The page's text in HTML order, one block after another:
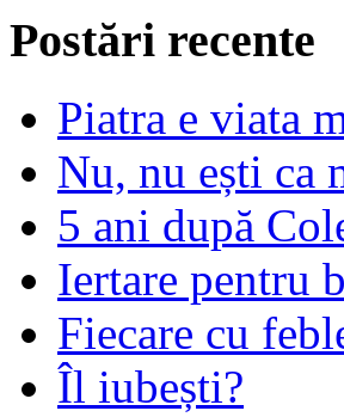
Postări recente
Piatra e viata
Nu, nu ești ca
5 ani după
Iertare pentru
Fiecare cu
Îl iubești?